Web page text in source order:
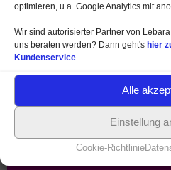
optimieren, u.a. Google Analytics mit
Wir sind autorisierter Partner von
uns beraten werden? Dann geht's hier
Kundenservice
Alle
Einstellung
Cookie-Richtlinie
je
10 GB24 GB
Vertrag(24
LTE bis 25